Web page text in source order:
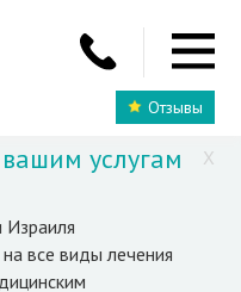
Отзывы
X
услугам
Израиля
все виды лечения